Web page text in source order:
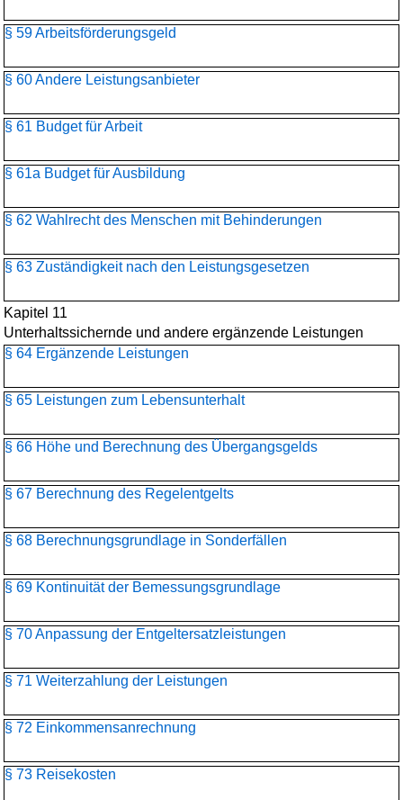
§ 59 Arbeitsförderungsgeld
§ 60 Andere Leistungsanbieter
§ 61 Budget für Arbeit
§ 61a Budget für Ausbildung
§ 62 Wahlrecht des Menschen mit Behinderungen
§ 63 Zuständigkeit nach den Leistungsgesetzen
Kapitel 11
Unterhaltssichernde und andere ergänzende Leistungen
§ 64 Ergänzende Leistungen
§ 65 Leistungen zum Lebensunterhalt
§ 66 Höhe und Berechnung des Übergangsgelds
§ 67 Berechnung des Regelentgelts
§ 68 Berechnungsgrundlage in Sonderfällen
§ 69 Kontinuität der Bemessungsgrundlage
§ 70 Anpassung der Entgeltersatzleistungen
§ 71 Weiterzahlung der Leistungen
§ 72 Einkommensanrechnung
§ 73 Reisekosten